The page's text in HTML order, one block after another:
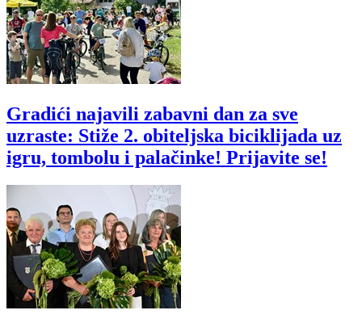
Gradići najavili zabavni dan za sve
uzraste: Stiže 2. obiteljska biciklijada uz
igru, tombolu i palačinke! Prijavite se!